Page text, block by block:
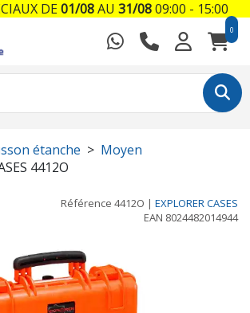
0
étanche
Moyen
4412O
Référence 4412O | EXPLORER CASES
EAN 8024482014944
DE01/08AU 31/0809:00 - 15:00